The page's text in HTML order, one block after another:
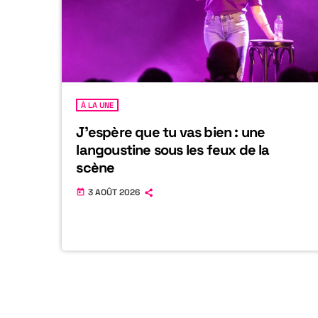
À LA UNE
J’espère que tu vas bien : une
langoustine sous les feux de la
scène
today 3 AOÛT 2026